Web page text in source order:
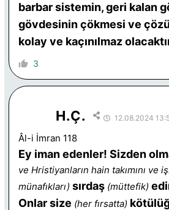
barbar sistemin, geri kalan
gövdesinin çökmesi ve
kolay ve kaçınılmaz
3
H.Ç. 12.08.2024
Âl-i İmran 118
Ey iman edenler! Sizden
ve Hristiyanların hain takımını ve
münafıkları) sırdaş (müttefik)
Onlar size (her fırsatta)